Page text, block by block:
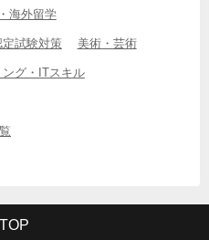
海外留学
試験対策 美術・芸術
ング・ITスキル
TOP